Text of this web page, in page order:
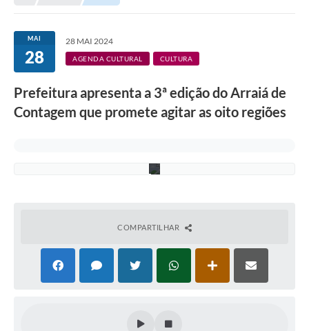
MAI
28
28 MAI 2024
AGENDA CULTURAL CULTURA
Prefeitura apresenta a 3ª edição do Arraiá de
Contagem que promete agitar as oito regiões
n
e
o
COMPARTILHAR